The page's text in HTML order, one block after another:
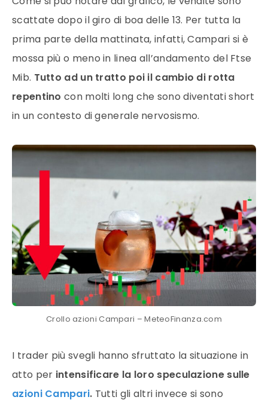
scattate dopo il giro di boa delle 13. Per tutta la
prima parte della mattinata, infatti, Campari si è
mossa più o meno in linea all’andamento del Ftse
Mib. Tutto ad un tratto poi il cambio di rotta
repentinocon molti long che sono diventati short
in un contesto di generale nervosismo.
Crollo azioni Campari – MeteoFinanza.com
I trader più svegli hanno sfruttato la situazione in
atto per intensificare la loro speculazione sulle
azioni Campari. Tutti gli altri invece si sono